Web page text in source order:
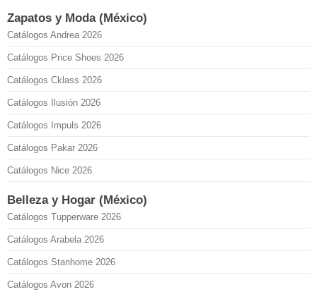
Zapatos y Moda (México)
Catálogos Andrea 2026
Catálogos Price Shoes 2026
Catálogos Cklass 2026
Catálogos Ilusión 2026
Catálogos Impuls 2026
Catálogos Pakar 2026
Catálogos Nice 2026
Belleza y Hogar (México)
Catálogos Tupperware 2026
Catálogos Arabela 2026
Catálogos Stanhome 2026
Catálogos Avon 2026